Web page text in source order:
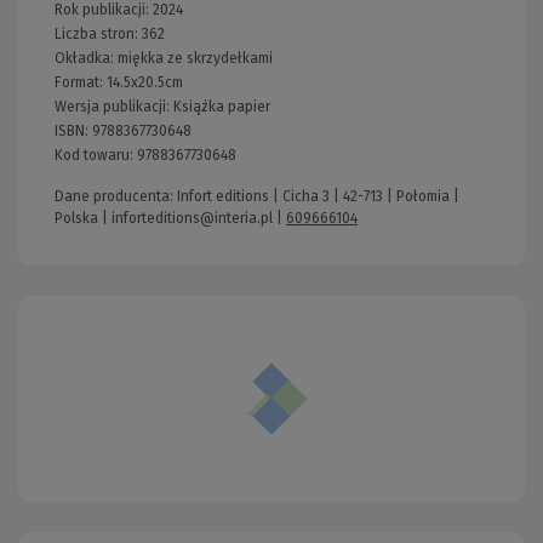
Rok publikacji: 2024
Liczba stron: 362
Okładka: miękka ze skrzydełkami
Format: 14.5x20.5cm
Wersja publikacji: Książka papier
ISBN: 9788367730648
Kod towaru: 9788367730648
Dane producenta: Infort editions | Cicha 3 | 42-713 | Połomia |
Polska | inforteditions@interia.pl 609666104